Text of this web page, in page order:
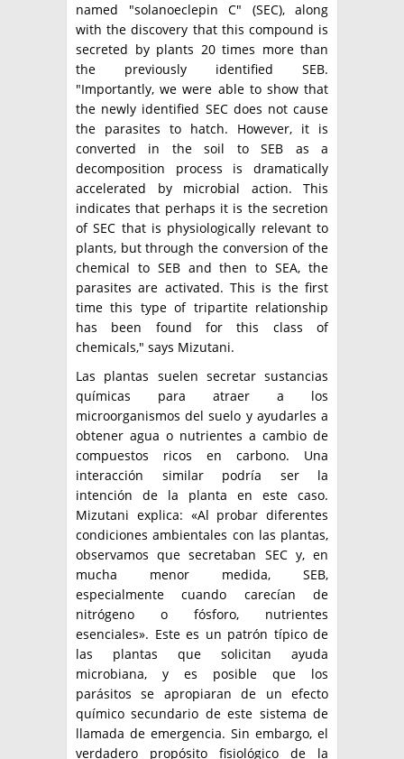
named "solanoeclepin C" (SEC), along
with the discovery that this compound is
secreted by plants 20 times more than
the previously identified SEB.
"Importantly, we were able to show that
the newly identified SEC does not cause
the parasites to hatch. However, it is
converted in the soil to SEB as a
decomposition process is dramatically
accelerated by microbial action. This
indicates that perhaps it is the secretion
of SEC that is physiologically relevant to
plants, but through the conversion of the
chemical to SEB and then to SEA, the
parasites are activated. This is the first
time this type of tripartite relationship
has been found for this class of
chemicals," says Mizutani.
Las plantas suelen secretar sustancias
químicas para atraer a los
microorganismos del suelo y ayudarles a
obtener agua o nutrientes a cambio de
compuestos ricos en carbono. Una
interacción similar podría ser la
intención de la planta en este caso.
Mizutani explica: «Al probar diferentes
condiciones ambientales con las plantas,
observamos que secretaban SEC y, en
mucha menor medida, SEB,
especialmente cuando carecían de
nitrógeno o fósforo, nutrientes
esenciales». Este es un patrón típico de
las plantas que solicitan ayuda
microbiana, y es posible que los
parásitos se apropiaran de un efecto
químico secundario de este sistema de
llamada de emergencia. Sin embargo, el
verdadero propósito fisiológico de la